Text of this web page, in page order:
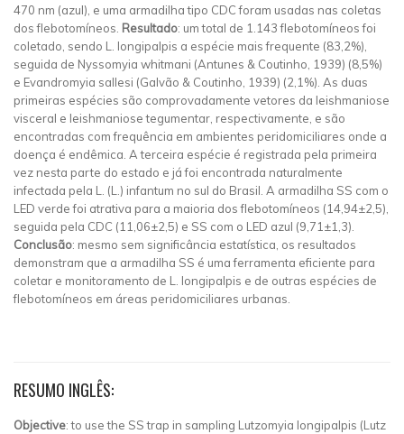
470 nm (azul), e uma armadilha tipo CDC foram usadas nas coletas
dos flebotomíneos. Resultado: um total de 1.143 flebotomíneos foi
coletado, sendo L. longipalpis a espécie mais frequente (83,2%),
seguida de Nyssomyia whitmani (Antunes & Coutinho, 1939) (8,5%)
e Evandromyia sallesi (Galvão & Coutinho, 1939) (2,1%). As duas
primeiras espécies são comprovadamente vetores da leishmaniose
visceral e leishmaniose tegumentar, respectivamente, e são
encontradas com frequência em ambientes peridomiciliares onde a
doença é endêmica. A terceira espécie é registrada pela primeira
vez nesta parte do estado e já foi encontrada naturalmente
infectada pela L. (L.) infantum no sul do Brasil. A armadilha SS com o
LED verde foi atrativa para a maioria dos flebotomíneos (14,94±2,5),
seguida pela CDC (11,06±2,5) e SS com o LED azul (9,71±1,3).
Conclusão: mesmo sem significância estatística, os resultados
demonstram que a armadilha SS é uma ferramenta eficiente para
coletar e monitoramento de L. longipalpis e de outras espécies de
flebotomíneos em áreas peridomiciliares urbanas.
RESUMO INGLÊS:
Objective: to use the SS trap in sampling Lutzomyia longipalpis (Lutz